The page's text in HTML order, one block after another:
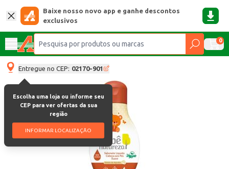
Baixe nosso novo app e ganhe descontos
exclusivos
0
Entregue no CEP: 02170-901
Escolha uma loja ou informe seu
CEP para ver ofertas da sua
região
INFORMAR LOCALIZAÇÃO